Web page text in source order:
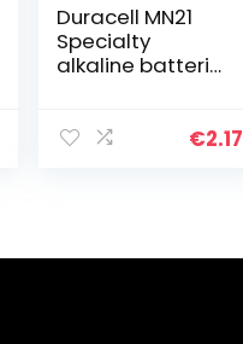
Duracell MN21
Specialty
alkaline batterij,
€2.17